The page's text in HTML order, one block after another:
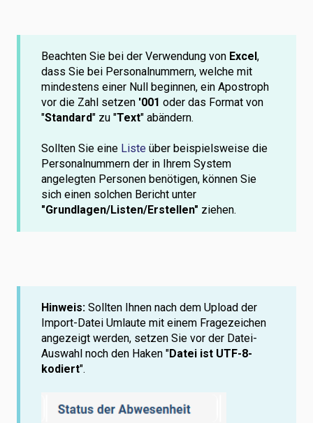
Beachten Sie bei der Verwendung von Excel ,
dass Sie bei Personalnummern, welche mit
mindestens einer Null beginnen, ein Apostroph
vor die Zahl setzen '001 oder das Format von
"Standard" zu "Text" abändern.
Sollten Sie eine Liste über beispielsweise die
Personalnummern der in Ihrem System
angelegten Personen benötigen, können Sie
sich einen solchen Bericht unter
"Grundlagen/Listen/Erstellen" ziehen.
Hinweis: Sollten Ihnen nach dem Upload der
Import-Datei Umlaute mit einem Fragezeichen
angezeigt werden, setzen Sie vor der Datei-
Auswahl noch den Haken "Datei ist UTF-8-
kodiert".